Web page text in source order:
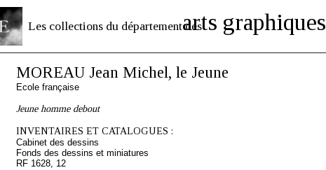
Les collections du département desarts graphiques
MOREAU Jean Michel, le Jeune
Ecole française
Jeune homme debout
INVENTAIRES ET CATALOGUES :
Cabinet des dessins
Fonds des dessins et miniatures
RF 1628, 12